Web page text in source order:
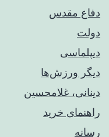
دفاع مقدس
دولت
دیپلماسی
دیگر ورزش‌ها
دینانی، غلامحسین
راهنمای خريد
رسانه